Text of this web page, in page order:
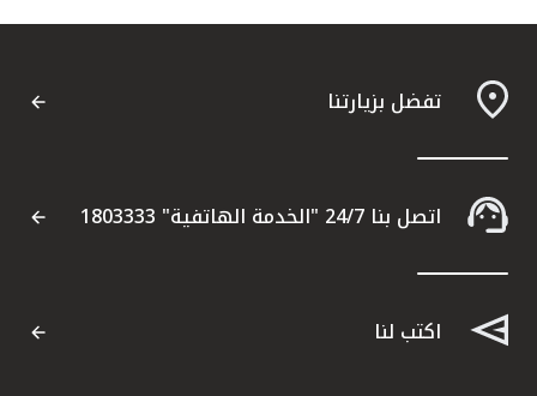
تفضل بزيارتنا
اتصل بنا 24/7 "الخدمة الهاتفية" 1803333
اكتب لنا